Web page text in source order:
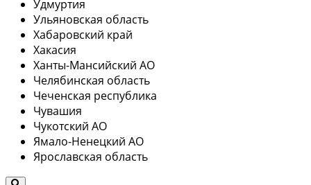
Удмуртия
Ульяновская область
Хабаровский край
Хакасия
Ханты-Мансийский АО
Челябинская область
Чеченская республика
Чувашия
Чукотский АО
Ямало-Ненецкий АО
Ярославская область